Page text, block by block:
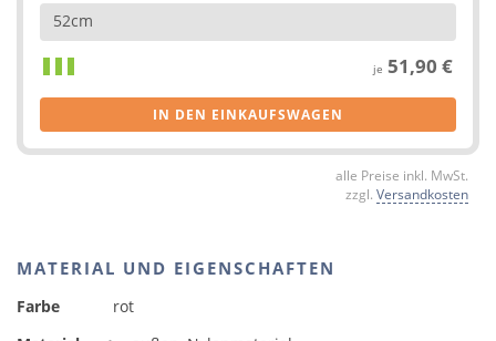
52cm
je 51,90 €
IN DEN EINKAUFSWAGEN
alle Preise inkl. MwSt.
zzgl. Versandkosten
MATERIAL UND EIGENSCHAFTEN
Farbe
rot